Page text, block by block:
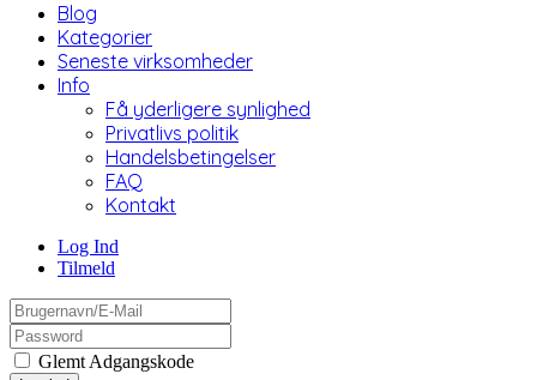
Blog
Kategorier
Seneste virksomheder
Info
Få yderligere synlighed
Privatlivs politik
Handelsbetingelser
FAQ
Kontakt
Log Ind
Tilmeld
Glemt Adgangskode